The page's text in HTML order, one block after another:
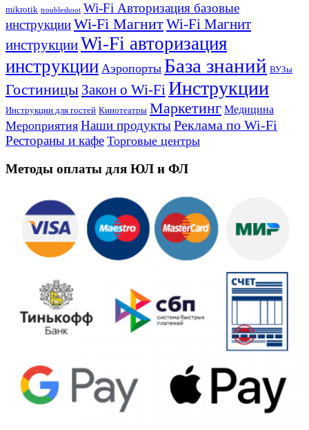
mikrotik troubleshoot Wi-Fi Авторизация базовые
инструкцииWi-Fi МагнитWi-Fi Магнит
инструкцииWi-Fi авторизация
инструкции Аэропорты База знаний ВУЗы
Гостиницы Закон о Wi-FiИнструкции
Инструкции для гостей Кинотеатры Маркетинг Медицина
Мероприятия Наши продуктыРеклама по Wi-Fi
Рестораны и кафе Торговые центры
Методы оплаты для ЮЛ и ФЛ